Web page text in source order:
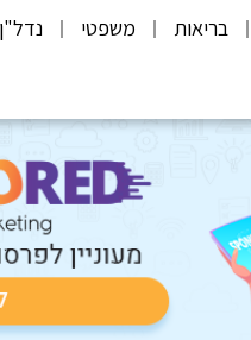
בריאות משפטי נדל"ן